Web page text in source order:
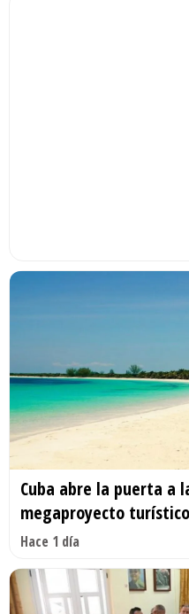
Cuba abre la puerta a
megaproyecto
Hace 1 día